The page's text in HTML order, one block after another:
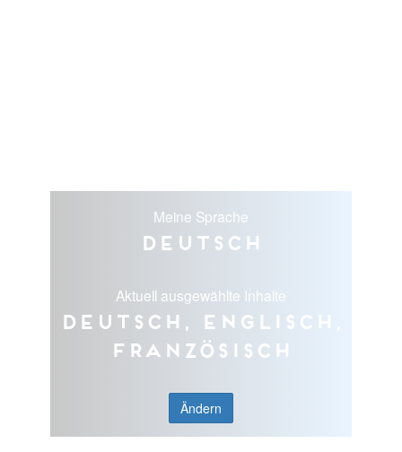
Meine Sprache
Deutsch
Aktuell ausgewählte Inhalte
Deutsch, Englisch,
Französisch
Ändern